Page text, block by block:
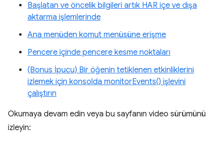
Başlatan ve öncelik bilgileri artık HAR içe ve dışa
aktarma işlemlerinde
Ana menüden komut menüsüne erişme
Pencere içinde pencere kesme noktaları
(Bonus İpucu) Bir öğenin tetiklenen etkinliklerini
izlemek için konsolda monitorEvents() işlevini
çalıştırın
Okumaya devam edin veya bu sayfanın video sürümünü
izleyin: